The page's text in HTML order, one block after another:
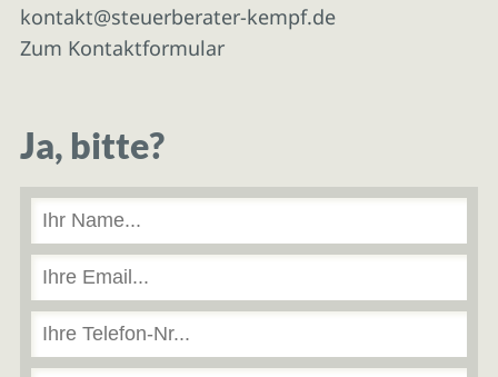
kontakt@steuerberater-kempf.de
Zum Kontaktformular
Ja, bitte?